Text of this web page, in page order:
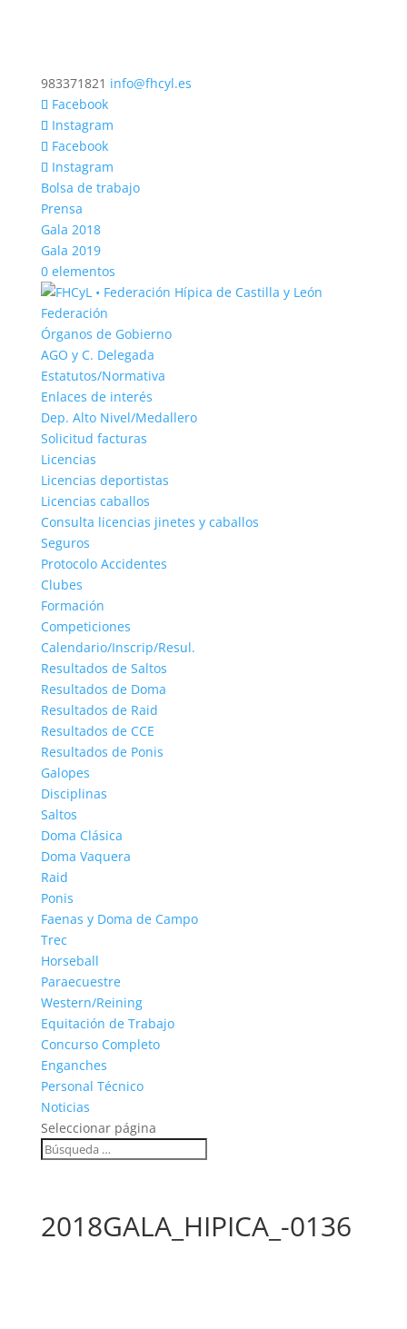
983371821 info@fhcyl.es
Facebook
Instagram
Facebook
Instagram
Bolsa de trabajo
Prensa
Gala 2018
Gala 2019
0 elementos
Federación
Órganos de Gobierno
AGO y C. Delegada
Estatutos/Normativa
Enlaces de interés
Dep. Alto Nivel/Medallero
Solicitud facturas
Licencias
Licencias deportistas
Licencias caballos
Consulta licencias jinetes y caballos
Seguros
Protocolo Accidentes
Clubes
Formación
Competiciones
Calendario/Inscrip/Resul.
Resultados de Saltos
Resultados de Doma
Resultados de Raid
Resultados de CCE
Resultados de Ponis
Galopes
Disciplinas
Saltos
Doma Clásica
Doma Vaquera
Raid
Ponis
Faenas y Doma de Campo
Trec
Horseball
Paraecuestre
Western/Reining
Equitación de Trabajo
Concurso Completo
Enganches
Personal Técnico
Noticias
Seleccionar página
2018GALA_HIPICA_-0136